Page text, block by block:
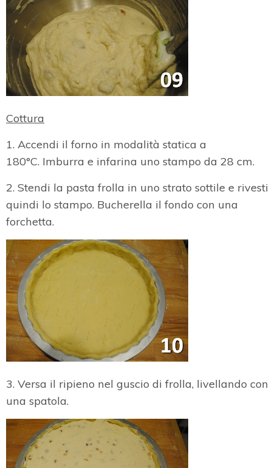
Cottura
1. Accendi il forno in modalità statica a
180°C. Imburra e infarina uno stampo da 28 cm.
2. Stendi la pasta frolla in uno strato sottile e rivesti
quindi lo stampo. Bucherella il fondo con una
forchetta.
3. Versa il ripieno nel guscio di frolla, livellando con
una spatola.